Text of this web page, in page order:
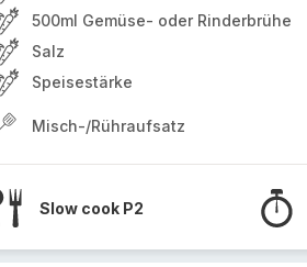
500ml Gemüse- oder Rinderbrühe
Salz
Speisestärke
Misch-/Rühraufsatz
Slow cook P2